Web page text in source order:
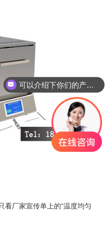
看厂家宣传单上的“温度均匀
你们是怎么收费的呢